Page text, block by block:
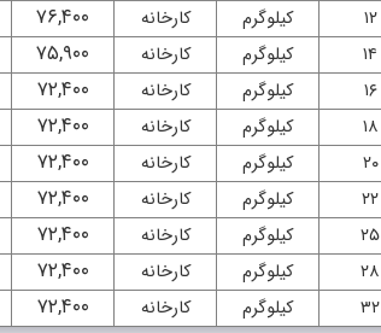
۱۲ کیلوگرم کارخانه ۷۶,۴۰۰
۱۴ کیلوگرم کارخانه ۷۵,۹۰۰
۱۶ کیلوگرم کارخانه ۷۲,۴۰۰
۱۸ کیلوگرم کارخانه ۷۲,۴۰۰
۲۰ کیلوگرم کارخانه ۷۲,۴۰۰
۲۲ کیلوگرم کارخانه ۷۲,۴۰۰
۲۵ کیلوگرم کارخانه ۷۲,۴۰۰
۲۸ کیلوگرم کارخانه ۷۲,۴۰۰
۳۲ کیلوگرم کارخانه ۷۲,۴۰۰